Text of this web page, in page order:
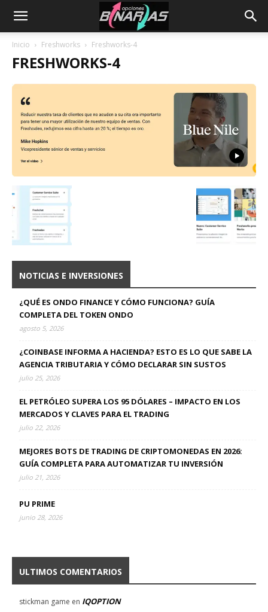
Inicio Freshworks Freshworks-4
FRESHWORKS-4
NOTICIAS E INVERSIONES
¿QUÉ ES ONDO FINANCE Y CÓMO FUNCIONA? GUÍA
COMPLETA DEL TOKEN ONDO
agosto 5, 2026
¿COINBASE INFORMA A HACIENDA? ESTO ES LO QUE SABE LA
AGENCIA TRIBUTARIA Y CÓMO DECLARAR SIN SUSTOS
julio 25, 2026
EL PETRÓLEO SUPERA LOS 95 DÓLARES – IMPACTO EN LOS
MERCADOS Y CLAVES PARA EL TRADING
julio 22, 2026
MEJORES BOTS DE TRADING DE CRIPTOMONEDAS EN 2026:
GUÍA COMPLETA PARA AUTOMATIZAR TU INVERSIÓN
julio 21, 2026
PU PRIME
junio 28, 2026
ULTIMOS COMENTARIOS
stickman game en IQOPTION